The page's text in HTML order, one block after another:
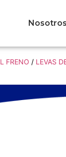
Nosotros
FRENO / LEVAS